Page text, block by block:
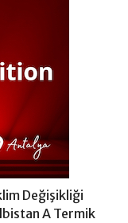
Değişikliği
A Termik